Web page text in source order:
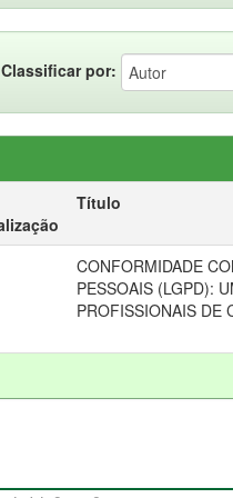
Classificar por:
Título
CONFORMIDADE
PESSOAIS (LGPD):
PROFISSIONAIS DE